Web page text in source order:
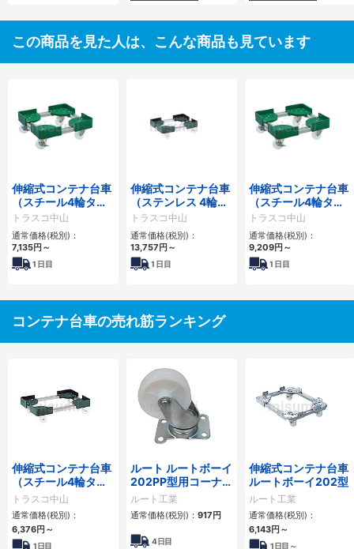
この商品を見た人は、こんな商品も見ています
伸縮式コンテナ台車
（スチール4輪タイ
プ・ストッパー付）
トラスコ中山
通常価格(税別)：
7,135円～
1 日目
伸縮式コンテナ台車
（ステンレス 4輪タ
イプ）
トラスコ中山
通常価格(税別)：
13,757円～
1 日目
伸縮式コンテナ台車
（スチール4輪タイ
プ・エアーキャスタ
ー・ストッパー付）
トラスコ中山
通常価格(税別)：
9,209円～
1 日目
コンテナ台車の売れ筋ランキング
伸縮式コンテナ台車
（スチール4輪タイ
プ）
トラスコ中山
通常価格(税別)：
6,376円～
1日目
ルート ルートボーイ
202PP型用コーナー
キャスター(75パイ)
ルート工業
通常価格(税別)： 917円
4日目
伸縮式コンテナ台車
ルートボーイ202型
ルート工業
通常価格(税別)：
6,143円～
1日目～